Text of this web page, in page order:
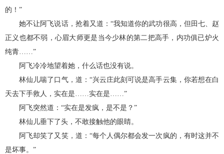
的！”
她不让阿飞说话，抢着又道：“我知道你的武功很高，但田七、赵
正义也都不弱，心眉大师更是当今少林的第二把高手，内功俱已炉火
纯青……”
阿飞冷冷地望着她，什么话也没有说。
林仙儿喘了口气，道：“兴云庄此刻可说是高手云集，你若想在白
天去下手救人，实在是……实在是……”
阿飞突然道：“实在是发疯，是不是？”
林仙儿垂下了头，不敢接触他的眼睛。
阿飞却笑了又笑，道：“每个人偶尔都会发一次疯的，有时这并不
是坏事。”